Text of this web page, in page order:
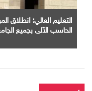
التعليم العالي: انطلاق
الحاسب الآلي بجميع